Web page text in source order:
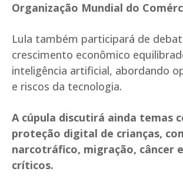
Organização Mundial do
Lula também participará de
crescimento econômico
inteligência artificial, abordando
e riscos da tecnologia.
A cúpula discutirá ainda temas
proteção digital de crianças,
narcotráfico, migração, câncer
críticos.